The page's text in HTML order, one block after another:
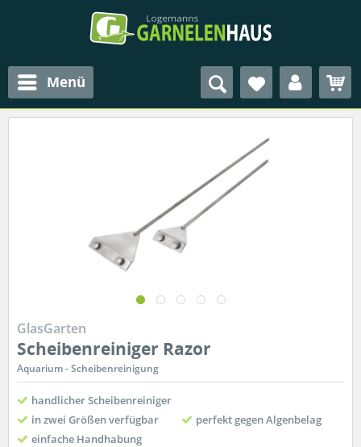
Menü
GlasGarten
Scheibenreiniger Razor
Aquarium - Scheibenreinigung
handlicher Scheibenreiniger
in zwei Größen verfügbar
perfekt gegen Algenbelag
einfache Handhabung